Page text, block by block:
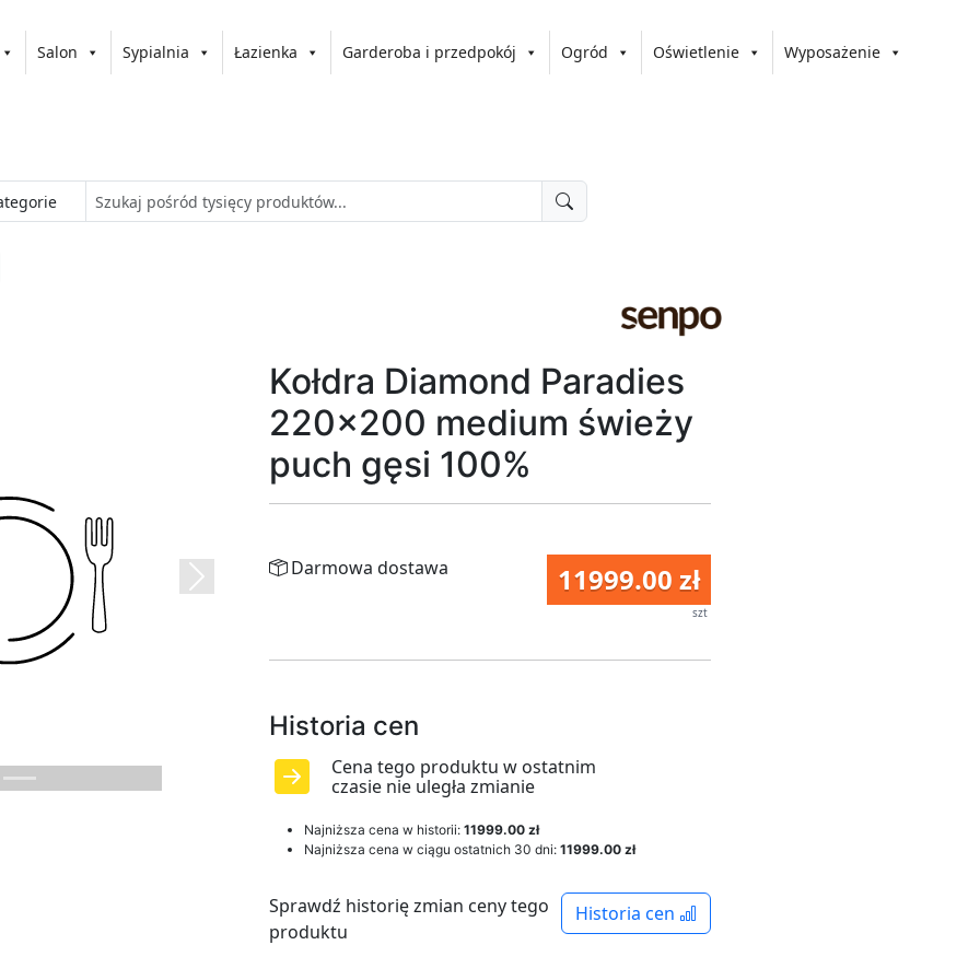
Salon Sypialnia Łazienka Garderoba i przedpokój Ogród Oświetlenie Wyposażenie
Next
Kołdra Diamond Paradies
220x200 medium świeży
puch gęsi 100%
11999.00 zł
szt
Darmowa dostawa
Historia cen
Cena tego produktu w ostatnim
czasie nie uległa zmianie
Najniższa cena w historii: 11999.00 zł
Najniższa cena w ciągu ostatnich 30 dni: 11999.00 zł
Historia cen
Sprawdź historię zmian ceny tego
produktu